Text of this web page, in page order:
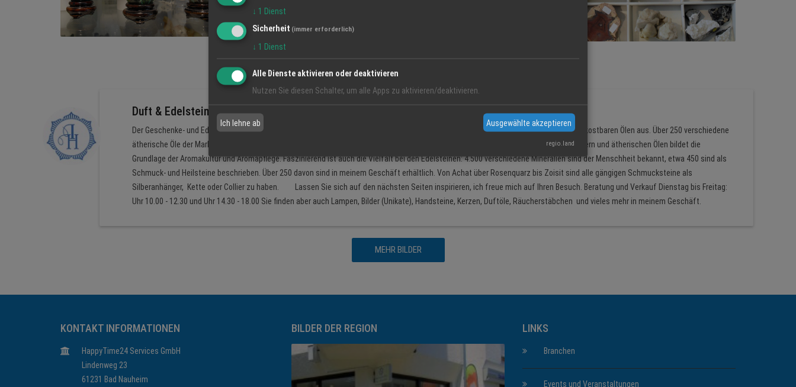
Duft & Edelstein
Der Geschenke- und Edelsteinladen in Unterhaching Telefon 089 6100 17 23 Faszination pur geht von alters her von edlen Steinen und kostbaren Ölen aus. Über 250 verschiedene
ätherische Öle der Marke PRIMAVERA finden Sie seit 1999 bei uns. Das jahrtausende alte Wissen über die Wirkungsweisen von Heilkräutern und ätherischen Ölen bildet die
Grundlage der Aromakultur und Aromapflege. Faszinierend ist auch die Vielfalt bei den Edelsteinen: 4.500 verschiedene Mineralien sind der Menschheit bekannt, etwa 450 sind als
Schmuck- und Heilsteine beschrieben. Über 250 davon sind in meinem Geschäft erhältlich. Von Achat über Rosenquarz bis Zoisit sind alle gängigen Schmucksteine als
Silberanhänger, Kette oder Collier zu haben. Lassen Sie sich auf den nächsten Seiten inspirieren, ich freue mich auf Ihren Besuch. Beratung und Verkauf Dienstag bis Freitag:
Uhr 10.00 - 12.30 und Uhr 14.30 - 18.00 Sie finden aber auch Lampen, Bilder (Unikate), Handsteine, Kerzen, Duftöle, Räucherstäbchen und vieles mehr in meinem Geschäft.
MEHR BILDER
KONTAKT INFORMATIONEN
HappyTime24 Services GmbH
Lindenweg 23
61231 Bad Nauheim
BILDER DER REGION LINKS
Branchen
Events und Veranstaltungen
↓ 1 Dienst
Sicherheit (immer erforderlich)
↓ 1 Dienst
Alle Dienste aktivieren oder deaktivieren
Nutzen Sie diesen Schalter, um alle Apps zu aktivieren/deaktivieren.
Ich lehne ab Ausgewählte akzeptieren
regio.land